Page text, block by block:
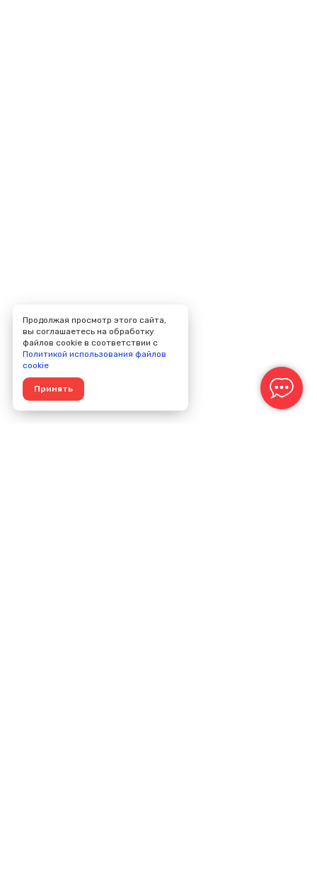
Продолжая просмотр этого сайта,
вы соглашаетесь на обработку
файлов cookie в соответствии с
Политикой использования файлов
cookie
Принять